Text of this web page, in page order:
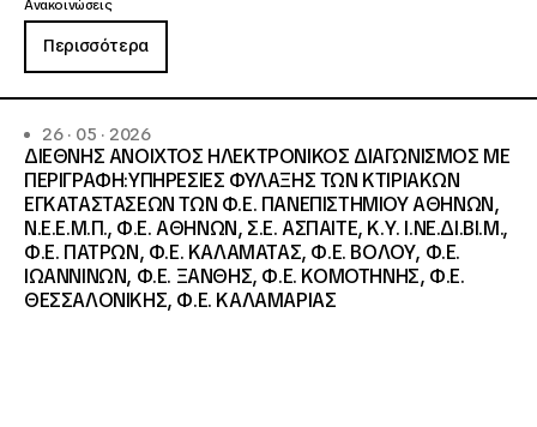
Ανακοινώσεις
Περισσότερα
26 · 05 · 2026
ΔΙΕΘΝΗΣ ΑΝΟΙΧΤΟΣ ΗΛΕΚΤΡΟΝΙΚΟΣ ΔΙΑΓΩΝΙΣΜΟΣ ΜΕ
ΠΕΡΙΓΡΑΦΗ:ΥΠΗΡΕΣΙΕΣ ΦΥΛΑΞΗΣ ΤΩΝ ΚΤΙΡΙΑΚΩΝ
ΕΓΚΑΤΑΣΤΑΣΕΩΝ ΤΩΝ Φ.Ε. ΠΑΝΕΠΙΣΤΗΜΙΟΥ ΑΘΗΝΩΝ,
Ν.Ε.Ε.Μ.Π., Φ.Ε. ΑΘΗΝΩΝ, Σ.Ε. ΑΣΠΑΙΤΕ, Κ.Υ. Ι.ΝΕ.ΔΙ.ΒΙ.Μ.,
Φ.Ε. ΠΑΤΡΩΝ, Φ.Ε. ΚΑΛΑΜΑΤΑΣ, Φ.Ε. ΒΟΛΟΥ, Φ.Ε.
ΙΩΑΝΝΙΝΩΝ, Φ.Ε. ΞΑΝΘΗΣ, Φ.Ε. ΚΟΜΟΤΗΝΗΣ, Φ.Ε.
ΘΕΣΣΑΛΟΝΙΚΗΣ, Φ.Ε. ΚΑΛΑΜΑΡΙΑΣ